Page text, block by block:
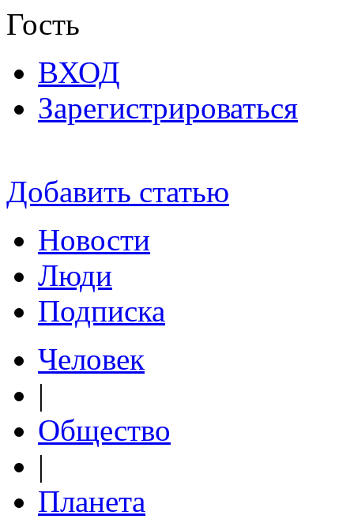
Гость
ВХОД
Зарегистрироваться
Добавить статью
Новости
Люди
Подписка
Человек
|
Общество
|
Планета